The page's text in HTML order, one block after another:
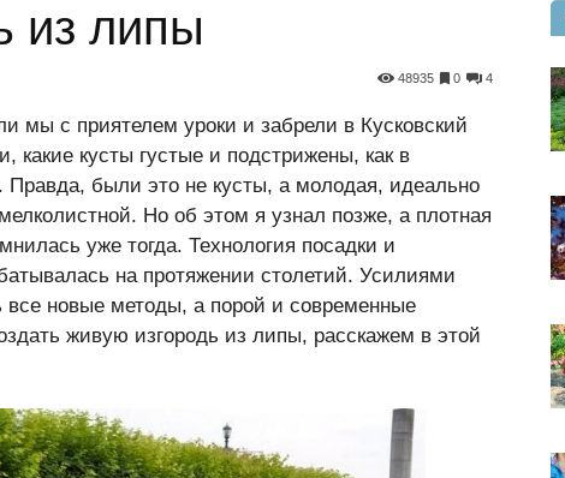
из липы
4
0
48935
мы с приятелем уроки и забрели в Кусковский
какие кусты густые и подстрижены, как в
Правда, были это не кусты, а молодая, идеально
Но об этом я узнал позже, а плотная
уже тогда. Технология посадки и
на протяжении столетий. Усилиями
все новые методы, а порой и современные
живую изгородь из липы, расскажем в этой